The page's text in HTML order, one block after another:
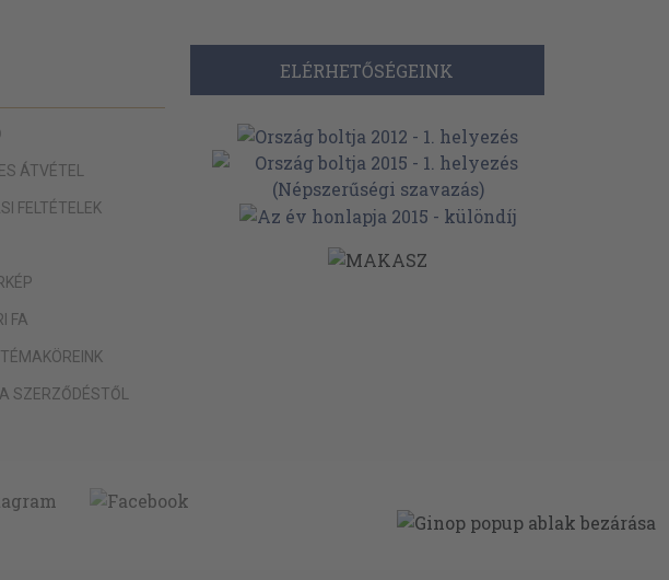
ÁTVÉTEL
FELTÉTELEK
FA
SZERZŐDÉSTŐL
ELÉRHETŐSÉGEINK